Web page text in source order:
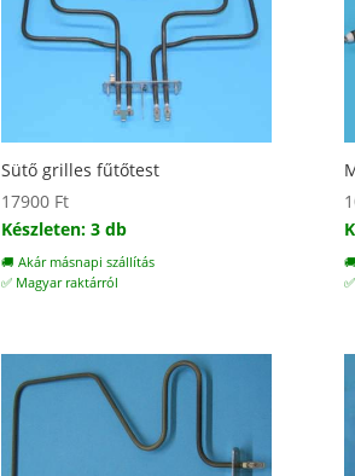
Sütő grilles fűtőtest
17900 Ft
Készleten: 3 db
🚚 Akár másnapi szállítás
✅ Magyar raktárról